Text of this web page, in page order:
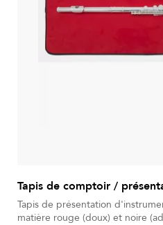
Tapis de comptoir /
Tapis de présentation
matière rouge (doux) et noire